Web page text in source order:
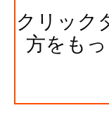
クリック
方をも